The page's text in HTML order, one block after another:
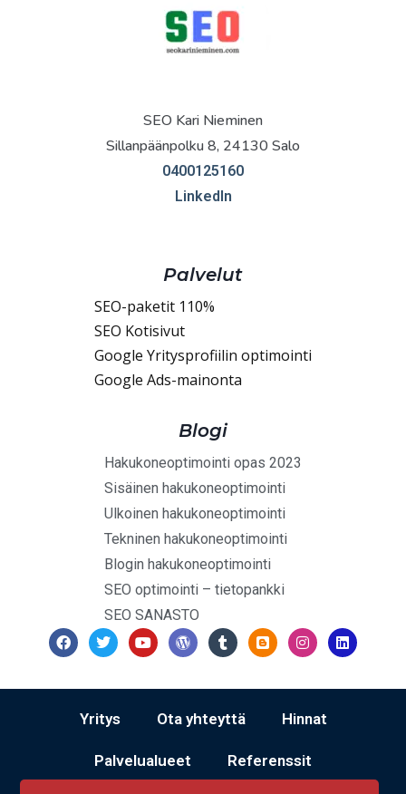
SEO Kari Nieminen
Sillanpäänpolku 8, 24130 Salo
0400125160
LinkedIn
Palvelut
SEO-paketit 110%
SEO Kotisivut
Google Yritysprofiilin optimointi
Google Ads-mainonta
Blogi
Hakukoneoptimointi opas 2023
Sisäinen hakukoneoptimointi
Ulkoinen hakukoneoptimointi
Tekninen hakukoneoptimointi
Blogin hakukoneoptimointi
SEO optimointi – tietopankki
SEO SANASTO
Yritys Ota yhteyttä Hinnat
Palvelualueet Referenssit